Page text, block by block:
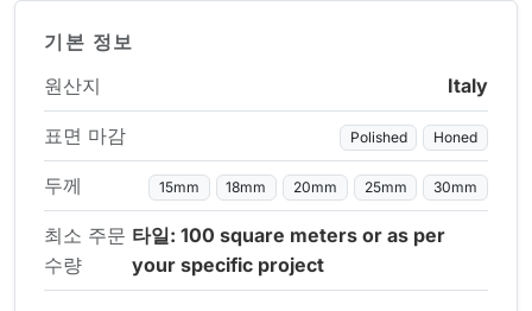
기본 정보
원산지 Italy
표면 마감 Polished Honed
두께 15mm 18mm 20mm 25mm 30mm
최소 주문
수량
타일: 100 square meters or as per
your specific project